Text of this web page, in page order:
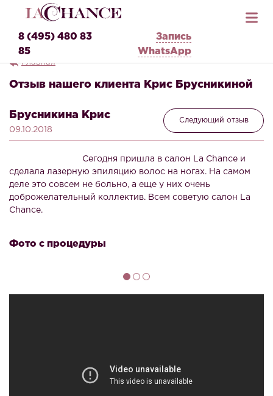
8 (495) 480 83
85
Запись
WhatsApp
Главная
Отзыв нашего клиента Крис Брусникиной
Брусникина Крис
09.10.2018
Следующий отзыв
Сегодня пришла в салон La Chance и
сделала лазерную эпиляцию волос на ногах. На самом
деле это совсем не больно, а еще у них очень
доброжелательный коллектив. Всем советую салон La
Chance.
Фото с процедуры